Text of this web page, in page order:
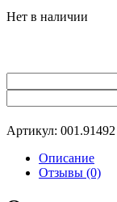
Нет в наличии
Артикул: 001.91492
Описание
Отзывы (0)